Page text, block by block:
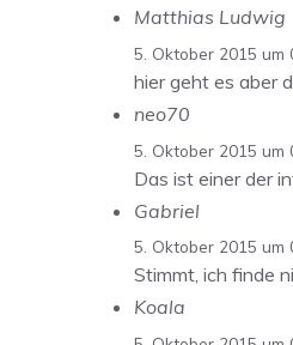
Matthias Ludwig
5. Oktober 2015 um
hier geht es aber
neo70
5. Oktober 2015 um
Das ist einer der
Gabriel
5. Oktober 2015 um
Stimmt, ich finde
Koala